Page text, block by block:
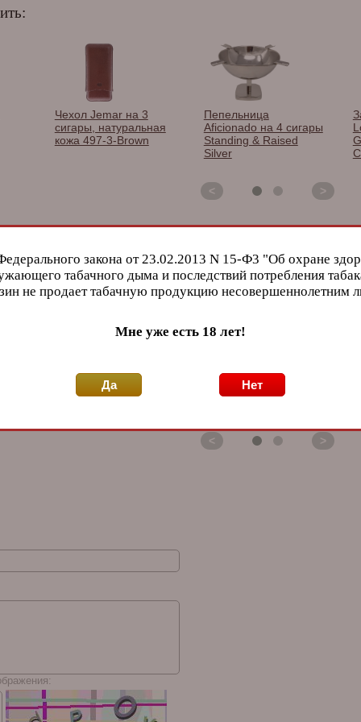
Чехол Jemar на 3
сигары, натуральная
кожа 497-3-Brown
Пепельница
Aficionado на 4 сигары
Standing & Raised
Silver
< >
Miller на 30 сигар,
Эбеновое дерево 810-
Miller на 50 сигар
Черный глянцевый
< >
закона от 23.02.2013 N 15-Ф3 "Об охране
табачного дыма и последствий потребления
не продает табачную продукцию несовершеннолетним
Мне уже есть 18 лет!
Да Нет